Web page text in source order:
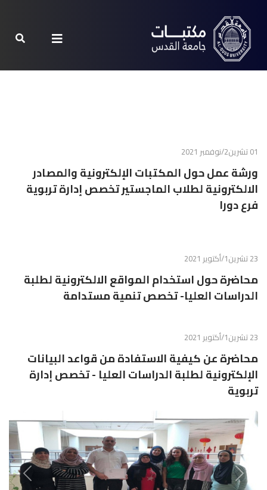
01 تشرين2/نوفمبر 2021
ورشة عمل حول المكتبات الإلكترونية والمصادر
الالكترونية لطلاب الماجستير تخصص إدارة تربوية
فرع دورا
23 تشرين1/أكتوير 2021
محاضرة حول استخدام المواقع الالكترونية لطلبة
الدراسات العليا- تخصص تنمية مستدامة
23 تشرين1/أكتوير 2021
محاضرة عن كيفية الاستفادة من قواعد البيانات
الإلكترونية لطلبة الدراسات العليا - تخصص إدارة
تربوية
Next